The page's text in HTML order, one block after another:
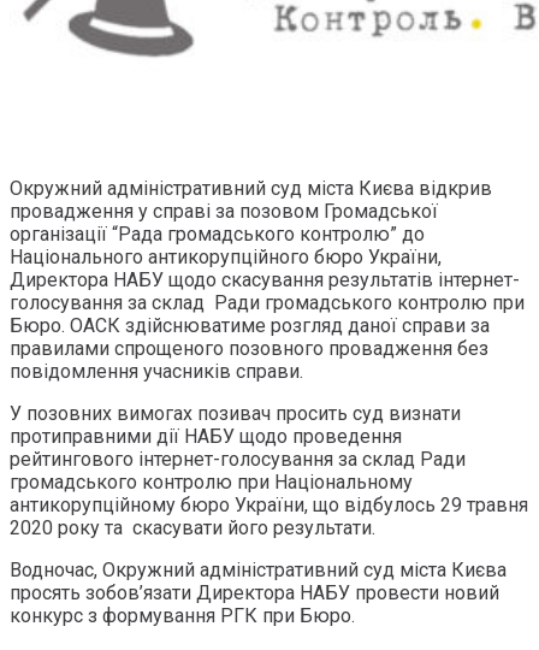
Окружний адміністративний суд міста Києва відкрив
провадження у справі за позовом Громадської
організації “Рада громадського контролю” до
Національного антикорупційного бюро України,
Директора НАБУ щодо скасування результатів інтернет-
голосування за склад Ради громадського контролю при
Бюро. ОАСК здійснюватиме розгляд даної справи за
правилами спрощеного позовного провадження без
повідомлення учасників справи.
У позовних вимогах позивач просить суд визнати
протиправними дії НАБУ щодо проведення
рейтингового інтернет-голосування за склад Ради
громадського контролю при Національному
антикорупційному бюро України, що відбулось 29 травня
2020 року та скасувати його результати.
Водночас, Окружний адміністративний суд міста Києва
просять зобов’язати Директора НАБУ провести новий
конкурс з формування РГК при Бюро.